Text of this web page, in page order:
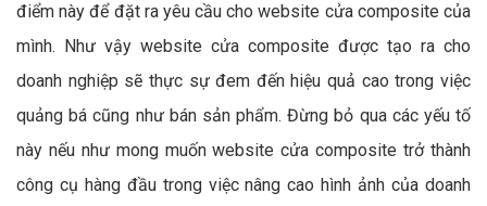
điểm này để đặt ra yêu cầu cho website cửa composite của
mình. Như vậy website cửa composite được tạo ra cho
doanh nghiệp sẽ thực sự đem đến hiệu quả cao trong việc
quảng bá cũng như bán sản phẩm. Đừng bỏ qua các yếu tố
này nếu như mong muốn website cửa composite trở thành
công cụ hàng đầu trong việc nâng cao hình ảnh của doanh